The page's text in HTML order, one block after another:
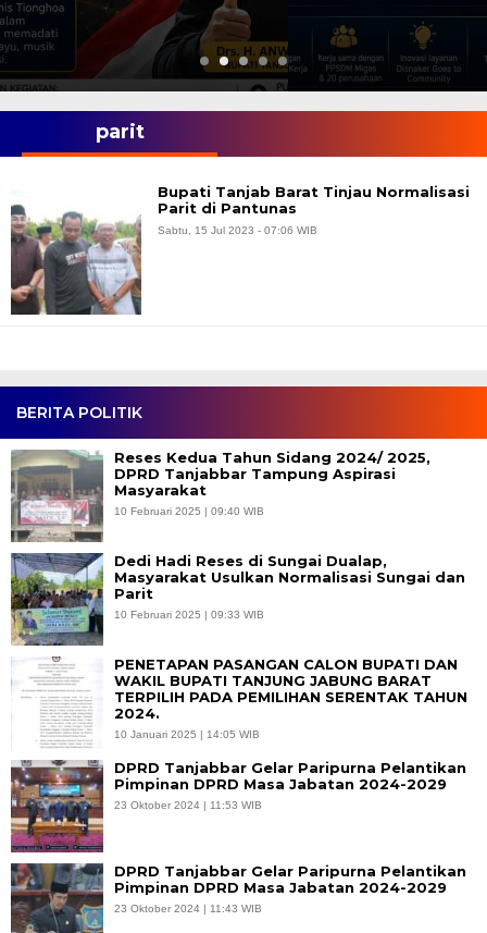
BERITA POLITIK
Reses Kedua Tahun Sidang 2024/ 2025,
DPRD Tanjabbar Tampung Aspirasi
Masyarakat
10 Februari 2025 | 09:40 WIB
Dedi Hadi Reses di Sungai Dualap,
Masyarakat Usulkan Normalisasi Sungai dan
Parit
10 Februari 2025 | 09:33 WIB
PENETAPAN PASANGAN CALON BUPATI DAN
WAKIL BUPATI TANJUNG JABUNG BARAT
TERPILIH PADA PEMILIHAN SERENTAK TAHUN
2024.
10 Januari 2025 | 14:05 WIB
DPRD Tanjabbar Gelar Paripurna Pelantikan
Pimpinan DPRD Masa Jabatan 2024-2029
23 Oktober 2024 | 11:53 WIB
DPRD Tanjabbar Gelar Paripurna Pelantikan
Pimpinan DPRD Masa Jabatan 2024-2029
23 Oktober 2024 | 11:43 WIB
parit
Bupati Tanjab Barat Tinjau Normalisasi
Parit di Pantunas
Sabtu, 15 Jul 2023 - 07:06 WIB